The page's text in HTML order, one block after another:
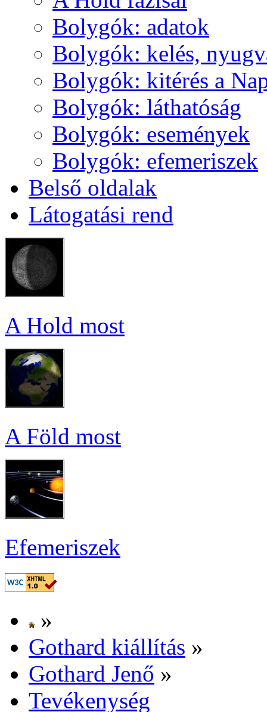
Boly­gók: ada­tok
Boly­gók: ke­lés,
Boly­gók: ki­té­rés a
Boly­gók: lát­ha­tó­ság
Boly­gók: ese­mé­nyek
Boly­gók: efe­me­ri­szek
Bel­ső ol­da­lak
Lá­to­ga­tá­si rend
A Hold most
A Föld most
Efe­me­ri­szek
»
Got­hard ki­ál­lí­tás »
Got­hard Je­nő »
Te­vé­keny­ség